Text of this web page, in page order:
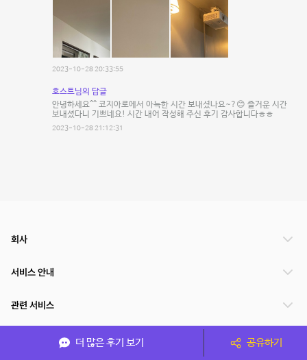
2023-10-28 20:33:55
호스트님의 답글
안녕하세요^^ 코지아로에서 아늑한 시간 보내셨나요~?😊 즐거운 시간
보내셨다니 기쁘네요! 시간 내어 작성해 주신 후기 감사합니다ㅎㅎ
2023-10-28 21:12:31
더 많은 후기 보기 공유하기
회사
서비스 안내
관련 서비스